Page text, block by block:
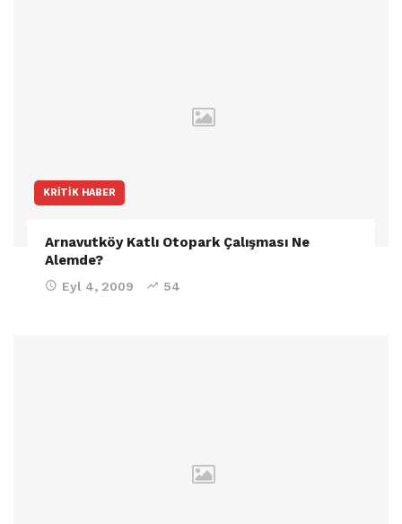
KRITIK HABER
Arnavutköy Katlı Otopark Çalışması Ne
Alemde?
Eyl 4, 2009 54